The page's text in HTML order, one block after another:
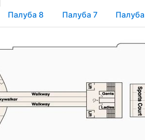
Палуба 8 Палуба 7